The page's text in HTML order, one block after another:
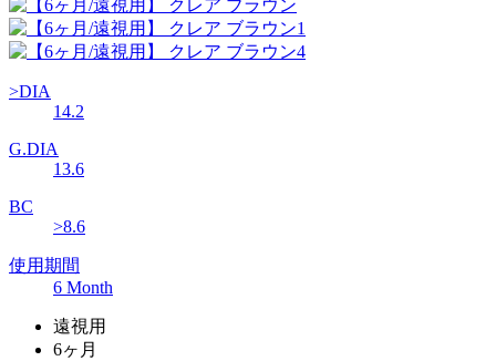
>DIA
14.2
G.DIA
13.6
BC
>8.6
使用期間
6 Month
遠視用
6ヶ月